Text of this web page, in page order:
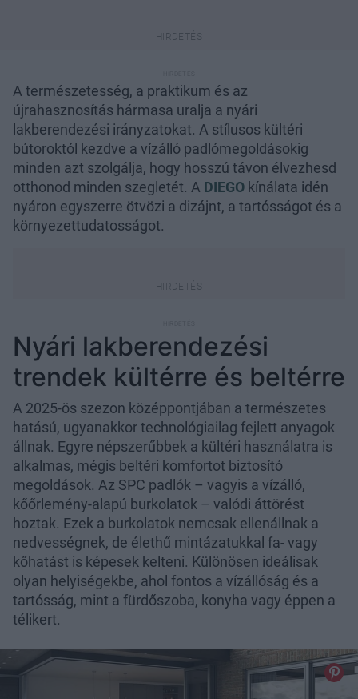
A természetesség, a praktikum és az
újrahasznosítás hármasa uralja a nyári
lakberendezési irányzatokat. A stílusos kültéri
bútoroktól kezdve a vízálló padlómegoldásokig
minden azt szolgálja, hogy hosszú távon élvezhesd
otthonod minden szegletét. A DIEGO kínálata idén
nyáron egyszerre ötvözi a dizájnt, a tartósságot és a
környezettudatosságot.
Nyári lakberendezési
trendek kültérre és beltérre
A 2025-ös szezon középpontjában a természetes
hatású, ugyanakkor technológiailag fejlett anyagok
állnak. Egyre népszerűbbek a kültéri használatra is
alkalmas, mégis beltéri komfortot biztosító
megoldások. Az SPC padlók – vagyis a vízálló,
kőőrlemény-alapú burkolatok – valódi áttörést
hoztak. Ezek a burkolatok nemcsak ellenállnak a
nedvességnek, de élethű mintázatukkal fa- vagy
kőhatást is képesek kelteni. Különösen ideálisak
olyan helyiségekbe, ahol fontos a vízállóság és a
tartósság, mint a fürdőszoba, konyha vagy éppen a
télikert.